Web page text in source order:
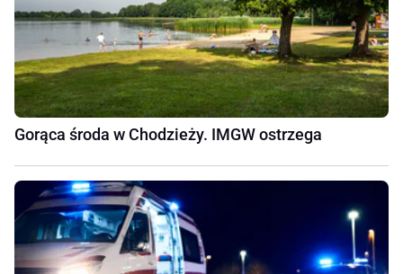
Gorąca środa w Chodzieży. IMGW ostrzega